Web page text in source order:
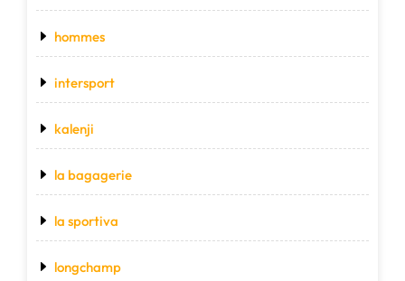
hommes
intersport
kalenji
la bagagerie
la sportiva
longchamp